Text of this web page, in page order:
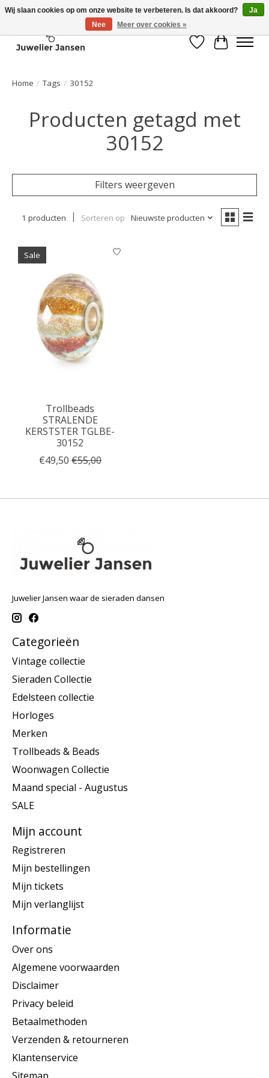
Verlanglijst
Home / Tags / 30152
Producten getagd met
30152
Filters weergeven
1 producten Sorteren op Nieuwste producten
Sale
Trollbeads
STRALENDE
KERSTSTER TGLBE-
30152
€49,50 €55,00
Juwelier Jansen waar de sieraden dansen
Categorieën
Vintage collectie
Sieraden Collectie
Edelsteen collectie
Horloges
Merken
Trollbeads & Beads
Woonwagen Collectie
Maand special - Augustus
SALE
Mijn account
Registreren
Mijn bestellingen
Mijn tickets
Mijn verlanglijst
Informatie
Over ons
Algemene voorwaarden
Disclaimer
Privacy beleid
Betaalmethoden
Verzenden & retourneren
Klantenservice
Wij slaan cookies op om onze website te verbeteren. Is dat akkoord?
Ja
Nee
Meer over cookies »